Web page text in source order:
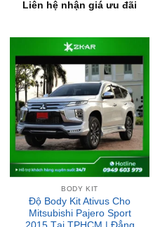
BODY KIT
Độ Body Kit Ativus Cho
Mitsubishi Pajero Sport
2015 Tại TPHCM | Đẳng
Cấp – Sang Trọng
Liên hệ nhận giá ưu đãi